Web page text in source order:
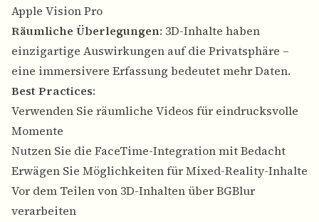
Apple Vision Pro
Räumliche Überlegungen: 3D-Inhalte haben
einzigartige Auswirkungen auf die Privatsphäre –
eine immersivere Erfassung bedeutet mehr Daten.
Best Practices:
Verwenden Sie räumliche Videos für eindrucksvolle
Momente
Nutzen Sie die FaceTime-Integration mit Bedacht
Erwägen Sie Möglichkeiten für Mixed-Reality-Inhalte
Vor dem Teilen von 3D-Inhalten über BGBlur
verarbeiten